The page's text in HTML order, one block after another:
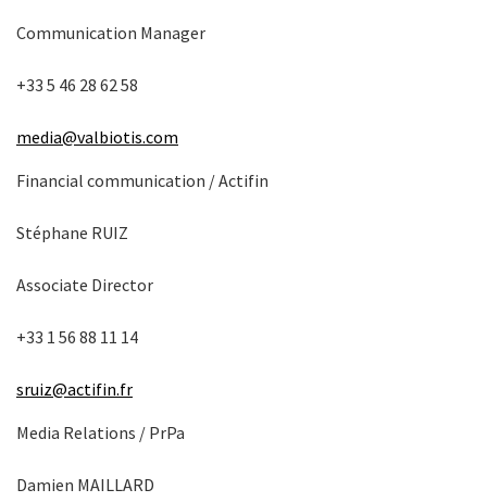
Communication Manager
+33 5 46 28 62 58
media@valbiotis.com
Financial communication / Actifin
Stéphane RUIZ
Associate Director
+33 1 56 88 11 14
sruiz@actifin.fr
Media Relations / PrPa
Damien MAILLARD